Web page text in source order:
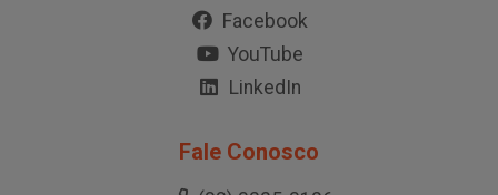
Facebook
YouTube
LinkedIn
Fale Conosco